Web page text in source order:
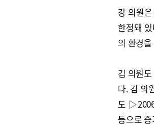
강 의원
한정돼
의 환경
김 의원
다. 김 의
도
등으로